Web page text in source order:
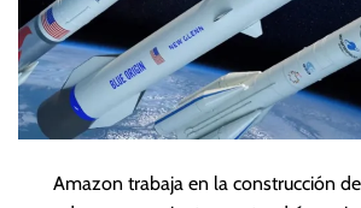
Amazon trabaja en la construcción